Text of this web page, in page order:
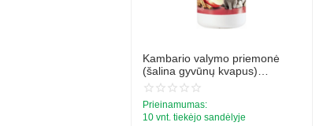
Kambario valymo priemonė
(šalina gyvūnų kvapus)
Obuolys su cinamonu 1L
Prieinamumas:
10 vnt. tiekėjo sandėlyje